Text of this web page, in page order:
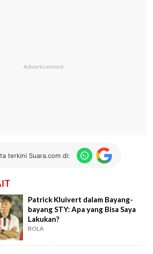
terkini Suara.com di:
Patrick Kluivert dalam Bayang-
bayang STY: Apa yang Bisa Saya
Lakukan?
BOLA